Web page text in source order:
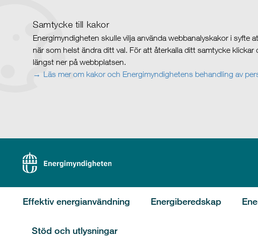
Samtycke till kakor
Energimyndigheten skulle vilja använda webbanalyskakor i
när som helst ändra ditt val. För att återkalla ditt samtycke
längst ner på webbplatsen.
Läs mer om kakor och Energimyndighetens behandling av
Effektiv energianvändning Energiberedskap
Stöd och utlysningar